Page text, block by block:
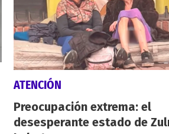
ATENCIÓN
Preocupación extrema: el
desesperante estado de